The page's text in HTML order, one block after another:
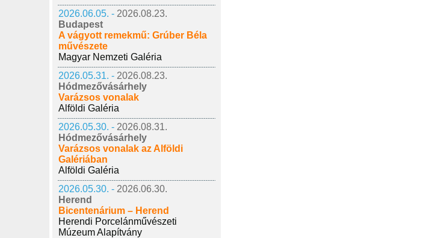
2026.06.05. - 2026.08.23.
Budapest
A vágyott remekmű: Grúber Béla
művészete
Magyar Nemzeti Galéria
2026.05.31. - 2026.08.23.
Hódmezővásárhely
Varázsos vonalak
Alföldi Galéria
2026.05.30. - 2026.08.31.
Hódmezővásárhely
Varázsos vonalak az Alföldi
Galériában
Alföldi Galéria
2026.05.30. - 2026.06.30.
Herend
Bicentenárium – Herend
Herendi Porcelánművészeti
Múzeum Alapítvány